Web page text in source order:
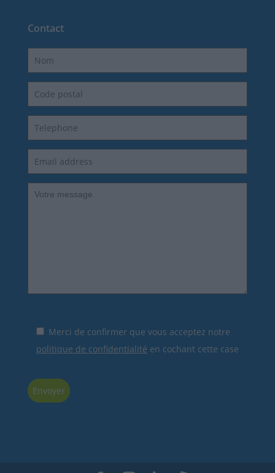
Contact
Merci de confirmer que vous acceptez notre
politique de confidentialité en cochant cette case